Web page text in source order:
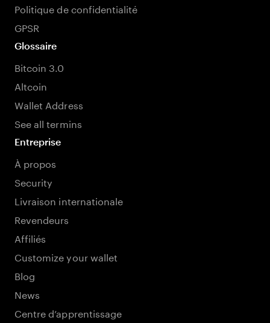
Politique de confidentialité
GPSR
Glossaire
Bitcoin 3.0
Altcoin
Wallet Address
See all termins
Entreprise
À propos
Security
Livraison internationale
Revendeurs
Affiliés
Customize your wallet
Blog
News
Centre d’apprentissage